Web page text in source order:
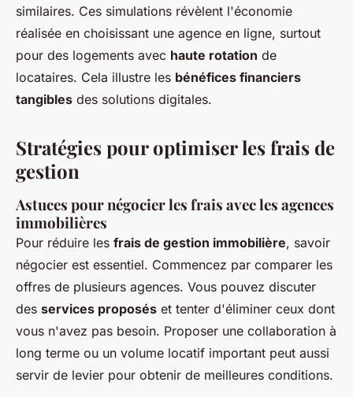
similaires. Ces simulations révèlent l'économie
réalisée en choisissant une agence en ligne, surtout
pour des logements avec haute rotation de
locataires. Cela illustre les bénéfices financiers
tangibles des solutions digitales.
Stratégies pour optimiser les frais de
gestion
Astuces pour négocier les frais avec les agences
immobilières
Pour réduire les frais de gestion immobilière, savoir
négocier est essentiel. Commencez par comparer les
offres de plusieurs agences. Vous pouvez discuter
des services proposés et tenter d'éliminer ceux dont
vous n'avez pas besoin. Proposer une collaboration à
long terme ou un volume locatif important peut aussi
servir de levier pour obtenir de meilleures conditions.